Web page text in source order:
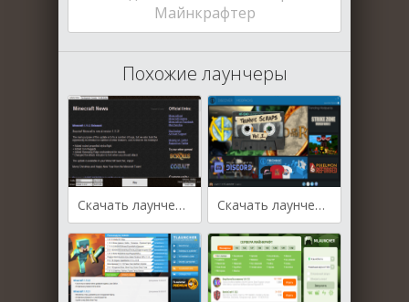
Майнкрафтер
Похожие лаунчеры
Скачать лаунчер Team Extreme Launcher Скачать лаунчер Technic Launcher